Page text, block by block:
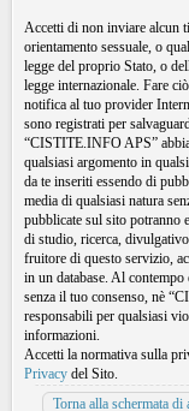
Accetti di non inviare alcun
orientamento sessuale, o
legge del proprio Stato, o
legge internazionale. Fare
notifica al tuo provider
sono registrati per
“CISTITE.INFO APS”
qualsiasi argomento in
da te inseriti essendo di
media di qualsiasi natura
pubblicate sul sito potranno
di studio, ricerca,
fruitore di questo servizio,
in un database. Al
senza il tuo consenso, nè
responsabili per qualsiasi
informazioni.
Accetti la normativa sulla
Privacy del Sito.
Torna alla schermata di